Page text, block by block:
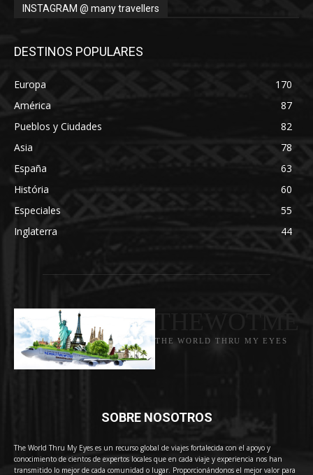
INSTAGRAM @ many travellers
DESTINOS POPULARES
Europa
170
América
87
Pueblos y Ciudades
82
Asia
78
España
63
História
60
Especiales
55
Inglaterra
44
THE WORLD THRU MY EYES
SOBRE NOSOTROS
The World Thru My Eyes es un recurso global de viajes fortalecida con el apoyo y
conocimiento de cientos de expertos locales que en cada viaje y experiencia nos han
transmitido lo mejor de cada comunidad o lugar. Proporcionándonos el mejor valor para